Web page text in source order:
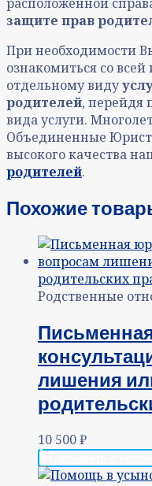
расположенной
защите прав
При необходимости
ознакомиться со
отдельному виду
родителей, перейдя
вида услуги.
Объединенные
высокого качества
родителей.
Похожие
Родственные
лишения
10 500₽